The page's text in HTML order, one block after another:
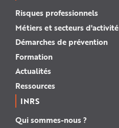
Risques professionnels
Métiers et secteurs d'activité
Démarches de prévention
Formation
Actualités
Ressources
INRS
Qui sommes-nous ?